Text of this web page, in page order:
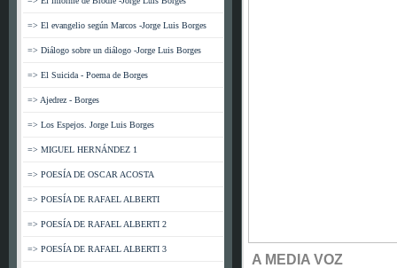
=> El evangelio según Marcos -Jorge Luis Borges
=> Diálogo sobre un diálogo -Jorge Luis Borges
=> El Suicida - Poema de Borges
=> Ajedrez - Borges
=> Los Espejos. Jorge Luis Borges
=> MIGUEL HERNÁNDEZ 1
=> POESÍA DE OSCAR ACOSTA
=> POESÍA DE RAFAEL ALBERTI
=> POESÍA DE RAFAEL ALBERTI 2
=> POESÍA DE RAFAEL ALBERTI 3
A MEDIA VOZ